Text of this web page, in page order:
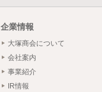
企業情報
大塚商会について
会社案内
事業紹介
IR情報